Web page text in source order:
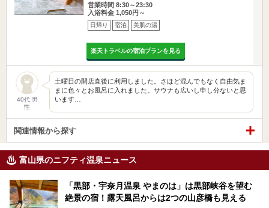
営業時間 8:30～23:30
入浴料金 1,050円～
日帰り 宿泊 美肌の湯
楽天トラベルの宿泊プランを見る
40代 男
性
土曜日の開店直後に利用しました。さほど混んでもなく自由気ま
まに色々とお風呂に入れました。サウナも広いし申し分ないと思
います…
関連情報から探す
富山県のニフティ温泉ニュース
「黒部・宇奈月温泉 やまのは」は黒部峡谷を望む
絶景の宿！露天風呂からは2つの山彦橋も見える